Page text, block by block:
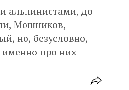
альпинистами, до
Мошников,
но, безусловно,
именно про них